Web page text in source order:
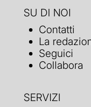
SU DI NOI
Contatti
La
Seguici
Collabora
SERVIZI